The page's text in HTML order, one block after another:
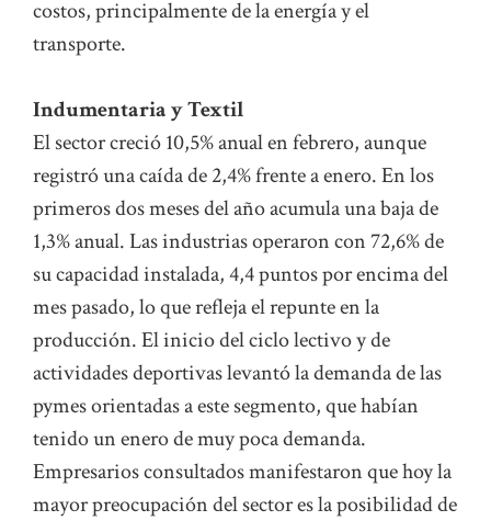
costos, principalmente de la energía y el
transporte.
Indumentaria y Textil
El sector creció 10,5% anual en febrero, aunque
registró una caída de 2,4% frente a enero. En los
primeros dos meses del año acumula una baja de
1,3% anual. Las industrias operaron con 72,6% de
su capacidad instalada, 4,4 puntos por encima del
mes pasado, lo que refleja el repunte en la
producción. El inicio del ciclo lectivo y de
actividades deportivas levantó la demanda de las
pymes orientadas a este segmento, que habían
tenido un enero de muy poca demanda.
Empresarios consultados manifestaron que hoy la
mayor preocupación del sector es la posibilidad de